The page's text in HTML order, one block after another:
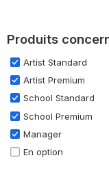
Produits
Artist Standard
Artist Premium
School Standard
School Premium
Manager
En option